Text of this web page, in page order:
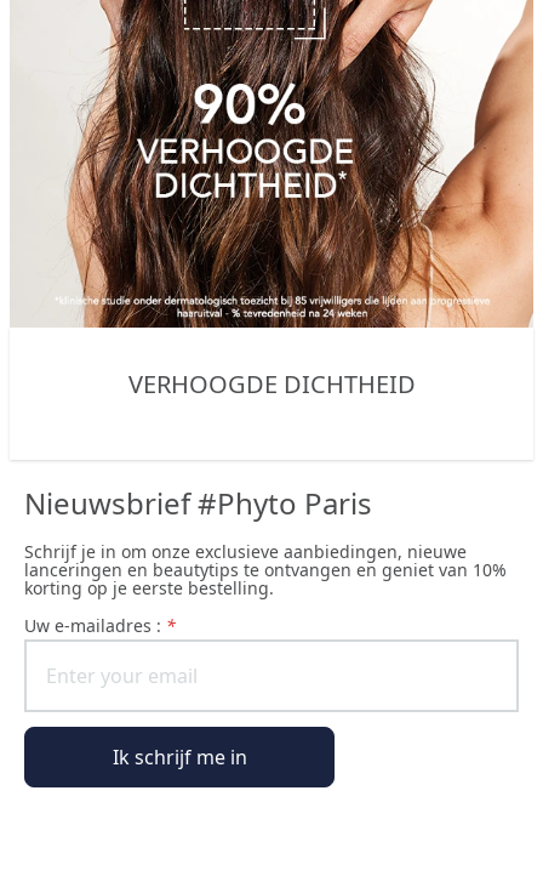
VERHOOGDE DICHTHEID
Nieuwsbrief #Phyto Paris
Schrijf je in om onze exclusieve aanbiedingen, nieuwe
lanceringen en beautytips te ontvangen en geniet van 10%
korting op je eerste bestelling.
uw e-mailadres : *
Ik schrijf me in